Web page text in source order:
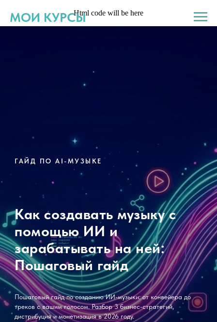
Html code will be here
МОИ КУРСЫ
ГАЙД ПО AI-МУЗЫКЕ
Как создавать музыку с
помощью ИИ и
зарабатывать на ней:
Пошаговый гайд
Пошаговый гайд по созданию ИИ-музыки: от конвейера до
треков с вашим голосом. Разбор 3 бизнес-стратегий,
дистрибуция и монетизация в 2026 году.